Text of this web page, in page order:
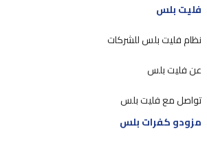
فليت بلس
نظام فليت بلس للشركات
عن فليت بلس
تواصل مع فليت بلس
مزودو كفرات بلس